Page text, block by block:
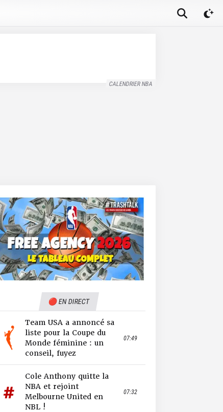
CALENDRIER NBA
🔴 EN DIRECT
Team USA a annoncé sa
liste pour la Coupe du
Monde féminine : un
conseil, fuyez
07:49
Cole Anthony quitte la
NBA et rejoint
Melbourne United en
NBL !
07:32